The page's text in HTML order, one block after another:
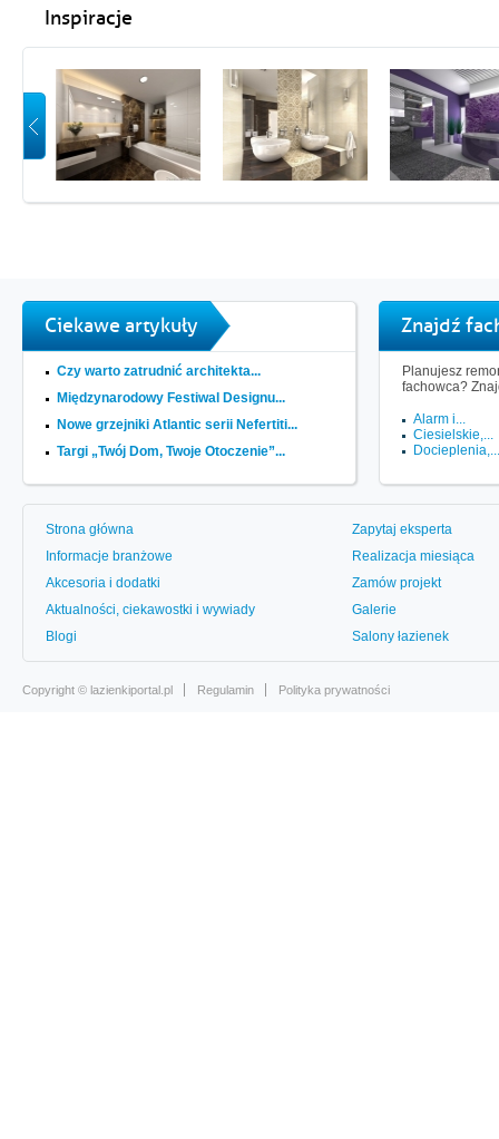
Inspiracje
Ciekawe artykuły
Czy warto zatrudnić architekta...
Międzynarodowy Festiwal Designu...
Nowe grzejniki Atlantic serii Nefertiti...
Targi „Twój Dom, Twoje Otoczenie”...
Znajdź
Planujesz
fachowca?
Alarm i...
Ciesielskie,...
Docieplenia,...
Strona główna
Informacje branżowe
Akcesoria i dodatki
Aktualności, ciekawostki i wywiady
Blogi
Zapytaj eksperta
Realizacja miesiąca
Zamów projekt
Galerie
Salony łazienek
Copyright © lazienkiportal.pl Regulamin Polityka prywatności